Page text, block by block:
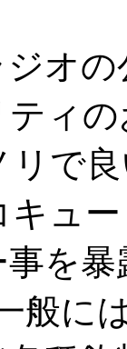
オ
ィ
リで
キュ
を
般に